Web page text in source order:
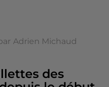
Adrien Michaud
des